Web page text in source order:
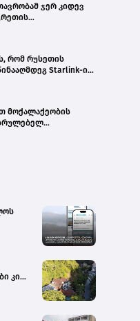
ჯერ კიდევ
რომ რუსეთის
Starlink-ის
მოქალაქეობის
კი